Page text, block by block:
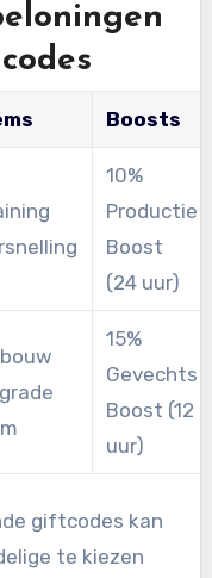
Boosts
10%
Productie
Boost
(24 uur)
15%
Gevechts
Boost (12
uur)
giftcodes kan
te kiezen